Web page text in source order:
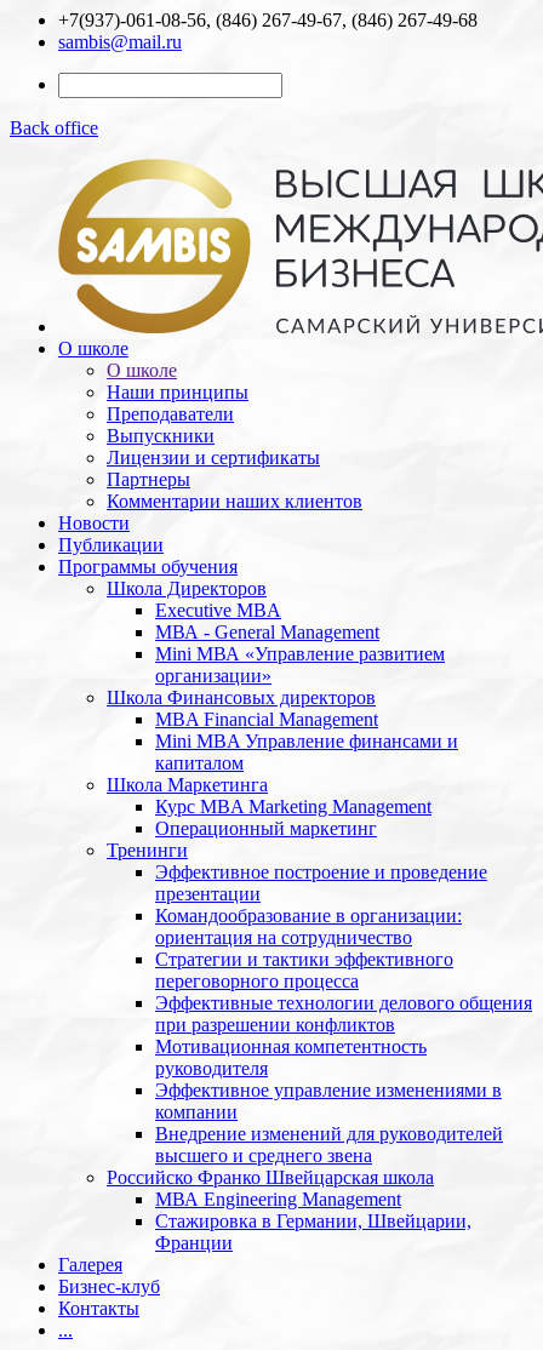
+7(937)-061-08-56, (846) 267-49-67, (846) 267-49-68
sambis@mail.ru
Back office
О школе
О школе
Наши принципы
Преподаватели
Выпускники
Лицензии и cертификаты
Партнеры
Комментарии наших клиентов
Новости
Публикации
Программы обучения
Школа Директоров
Executive MBA
МВА - General Management
Mini МВА «Управление развитием
организации»
Школа Финансовых директоров
MBA Financial Management
Mini MBA Управление финансами и
капиталом
Школа Маркетинга
Курс MBA Marketing Management
Операционный маркетинг
Тренинги
Эффективное построение и проведение
презентации
Командообразование в организации:
ориентация на сотрудничество
Стратегии и тактики эффективного
переговорного процесса
Эффективные технологии делового общения
при разрешении конфликтов
Мотивационная компетентность
руководителя
Эффективное управление изменениями в
компании
Внедрение изменений для руководителей
высшего и среднего звена
Российско Франко Швейцарская школа
МВА Engineering Management
Стажировка в Германии, Швейцарии,
Франции
Галерея
Бизнес-клуб
Контакты
...